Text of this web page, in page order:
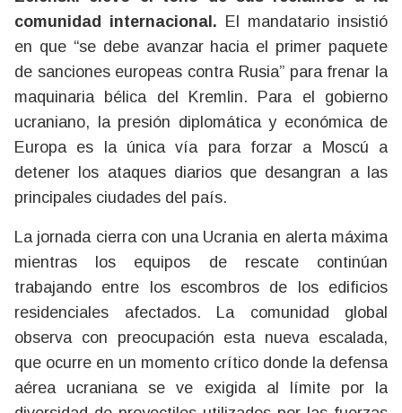
comunidad internacional. El mandatario insistió
en que “se debe avanzar hacia el primer paquete
de sanciones europeas contra Rusia” para frenar la
maquinaria bélica del Kremlin. Para el gobierno
ucraniano, la presión diplomática y económica de
Europa es la única vía para forzar a Moscú a
detener los ataques diarios que desangran a las
principales ciudades del país.
La jornada cierra con una Ucrania en alerta máxima
mientras los equipos de rescate continúan
trabajando entre los escombros de los edificios
residenciales afectados. La comunidad global
observa con preocupación esta nueva escalada,
que ocurre en un momento crítico donde la defensa
aérea ucraniana se ve exigida al límite por la